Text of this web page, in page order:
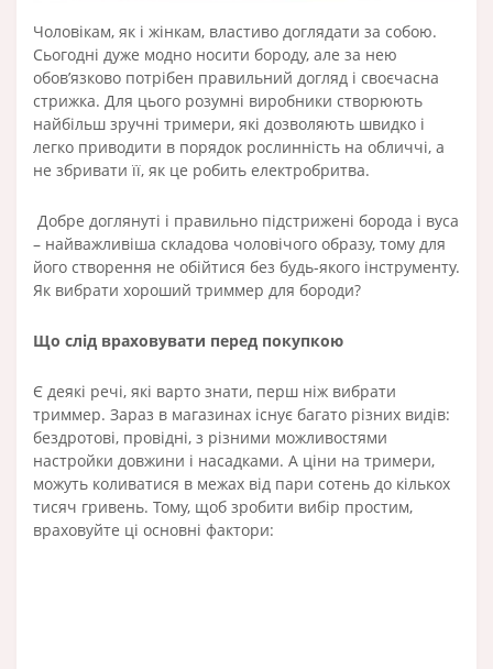
Чоловікам, як і жінкам, властиво доглядати за собою.
Сьогодні дуже модно носити бороду, але за нею
обов’язково потрібен правильний догляд і своєчасна
стрижка. Для цього розумні виробники створюють
найбільш зручні тримери, які дозволяють швидко і
легко приводити в порядок рослинність на обличчі, а
не збривати її, як це робить електробритва.
Добре доглянуті і правильно підстрижені борода і вуса
– найважливіша складова чоловічого образу, тому для
його створення не обійтися без будь-якого інструменту.
Як вибрати хороший триммер для бороди?
Що слід враховувати перед покупкою
Є деякі речі, які варто знати, перш ніж вибрати
триммер. Зараз в магазинах існує багато різних видів:
бездротові, провідні, з різними можливостями
настройки довжини і насадками. А ціни на тримери,
можуть коливатися в межах від пари сотень до кількох
тисяч гривень. Тому, щоб зробити вибір простим,
враховуйте ці основні фактори: